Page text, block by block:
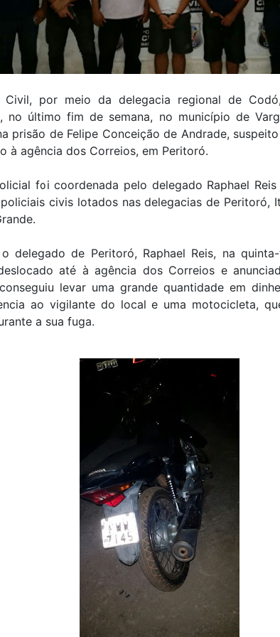
Civil, por meio da delegacia regional de
no último fim de semana, no município de
prisão de Felipe Conceição de Andrade,
à agência dos Correios, em Peritoró.
foi coordenada pelo delegado Raphael
civis lotados nas delegacias de Peritoró,
o delegado de Peritoró, Raphael Reis, na
até à agência dos Correios e
levar uma grande quantidade em
ao vigilante do local e uma motocicleta,
a sua fuga.